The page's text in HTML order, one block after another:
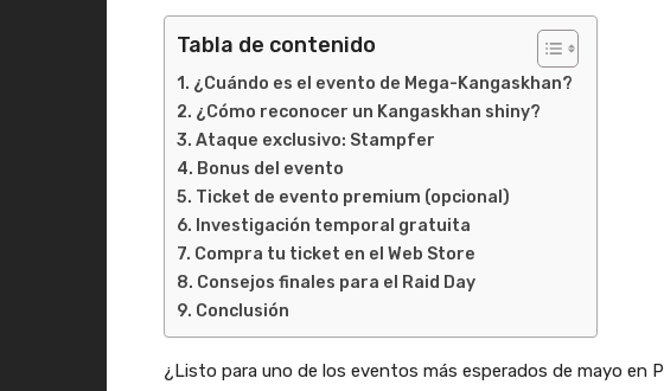
Tabla de contenido
¿Cuándo es el evento de Mega-Kangaskhan?
¿Cómo reconocer un Kangaskhan shiny?
Ataque exclusivo: Stampfer
Bonus del evento
Ticket de evento premium (opcional)
Investigación temporal gratuita
Compra tu ticket en el Web Store
Consejos finales para el Raid Day
Conclusión
¿Listo para uno de los eventos más esperados de mayo en